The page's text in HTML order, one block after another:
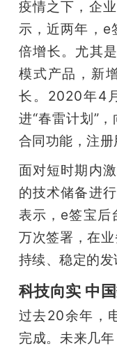
疫情之下，企
示，近两年，e
倍增长。尤其
模式产品，新
长。2020年4
进“春雷计划”
合同功能，注册
面对短时期内
的技术储备进
表示，e签宝后
万次签署，在
持续、稳定的发
科技向实 中
过去20余年，
完成。未来几